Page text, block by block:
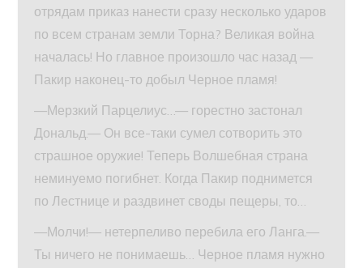
отрядам приказ нанести сразу несколько ударов
по всем странам земли Торна? Великая война
началась! Но главное произошло час назад —
Пакир наконец-то добыл Черное пламя!
—Мерзкий Парцелиус…— горестно застонал
Дональд.— Он все-таки сумел сотворить это
страшное оружие! Теперь Волшебная страна
неминуемо погибнет. Когда Пакир поднимется
по Лестнице и раздвинет своды пещеры, то…
—Молчи!— нетерпеливо перебила его Ланга.—
Ты ничего не понимаешь… Черное пламя нужно